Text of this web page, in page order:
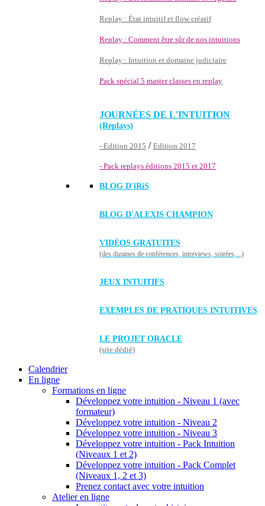
Replay : État intuitif et flow créatif
Replay : Comment être sûr de nos intuitions
Replay : Intuition et domaine judiciaire
Pack spécial 5 master classes en replay
JOURNÉES DE L'INTUITION
(Replays)
- Edition 2015 / Edition 2017
- Pack replays éditions 2015 et 2017
BLOG D'iRiS
BLOG D'ALEXIS CHAMPION
VIDÉOS GRATUITES
(des dizaines de conférences, interviews, soirées,...)
JEUX INTUITIFS
EXEMPLES DE PRATIQUES INTUITIVES
LE PROJET ORACLE
(site dédié)
Calendrier
En ligne
Formations en ligne
Développez votre intuition - Niveau 1 (avec
formateur)
Développez votre intuition - Niveau 2
Développez votre intuition - Niveau 3
Développez votre intuition - Pack Intuition
(Niveaux 1 et 2)
Développez votre intuition - Pack Complet
(Niveaux 1, 2 et 3)
Prenez contact avec votre intuition
Atelier en ligne